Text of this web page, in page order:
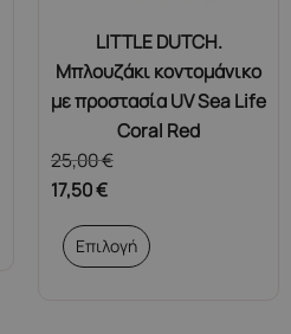
του
προϊόντος
LITTLE DUTCH.
Μπλουζάκι κοντομάνικο
με προστασία UV Sea Life
Coral Red
25,00€
17,50€
Επιλογή
το